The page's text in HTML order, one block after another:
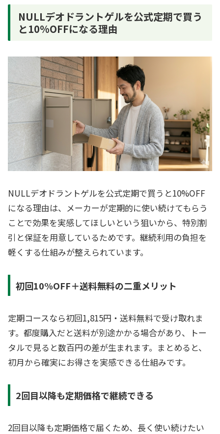
NULLデオドラントゲルを公式定期で買う
と10%OFFになる理由
NULLデオドラントゲルを公式定期で買うと10%OFF
になる理由は、メーカーが定期的に使い続けてもらう
ことで効果を実感してほしいという狙いから、特別割
引と保証を用意しているためです。継続利用の負担を
軽くする仕組みが整えられています。
初回10%OFF＋送料無料の二重メリット
定期コースなら初回1,815円・送料無料で受け取れま
す。都度購入だと送料が別途かかる場合があり、トー
タルで見ると数百円の差が生まれます。まとめると、
初月から確実にお得さを実感できる仕組みです。
2回目以降も定期価格で継続できる
2回目以降も定期価格で届くため、長く使い続けたい